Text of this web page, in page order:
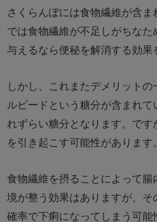
さくらんぼには食物繊維が含
では食物繊維が不足しがちな
与えるなら便秘を解消する効果
しかし、これまたデメリット
ルビードという糖分が含まれ
れずらい糖分となります。で
を引き起こす可能性があります。
食物繊維を摂ることによって
境が整う効果はありますが、
確率で下痢になってしまう可